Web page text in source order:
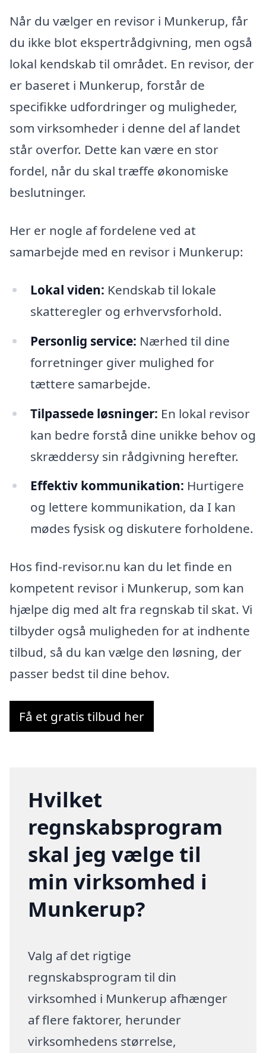
Når du vælger en revisor i Munkerup, får
du ikke blot ekspertrådgivning, men også
lokal kendskab til området. En revisor, der
er baseret i Munkerup, forstår de
specifikke udfordringer og muligheder,
som virksomheder i denne del af landet
står overfor. Dette kan være en stor
fordel, når du skal træffe økonomiske
beslutninger.
Her er nogle af fordelene ved at
samarbejde med en revisor i Munkerup:
Lokal viden: Kendskab til lokale
skatteregler og erhvervsforhold.
Personlig service: Nærhed til dine
forretninger giver mulighed for
tættere samarbejde.
Tilpassede løsninger: En lokal revisor
kan bedre forstå dine unikke behov og
skræddersy sin rådgivning herefter.
Effektiv kommunikation: Hurtigere
og lettere kommunikation, da I kan
mødes fysisk og diskutere forholdene.
Hos find-revisor.nu kan du let finde en
kompetent revisor i Munkerup, som kan
hjælpe dig med alt fra regnskab til skat. Vi
tilbyder også muligheden for at indhente
tilbud, så du kan vælge den løsning, der
passer bedst til dine behov.
Få et gratis tilbud her
Hvilket
regnskabsprogram
skal jeg vælge til
min virksomhed i
Munkerup?
Valg af det rigtige
regnskabsprogram til din
virksomhed i Munkerup afhænger
af flere faktorer, herunder
virksomhedens størrelse,